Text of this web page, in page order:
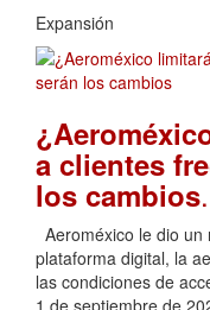
Expansión
a clientes
los cambios
Aeroméxico le dio
plataforma digital, la
las condiciones de
1 de septiembre de